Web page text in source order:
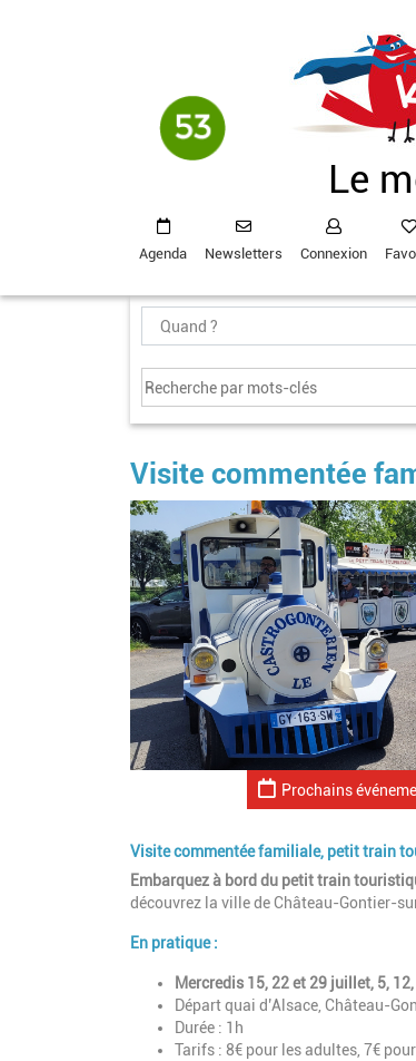
Le
Agenda Newsletters Connexion
Visite commentée
Prochains
Visite commentée familiale, petit train
Embarquez à bord du petit train
découvrez la ville de Château-Gontier-
En pratique :
Mercredis 15, 22 et 29 juillet, 5,
Départ quai d’Alsace, Château-
Durée : 1h
Tarifs : 8€ pour les adultes, 7€